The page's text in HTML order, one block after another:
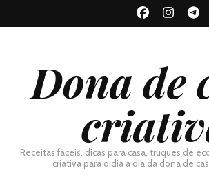
Dona de
Receitas fáceis, dicas para casa, truques de
criativa para o dia a dia da dona de